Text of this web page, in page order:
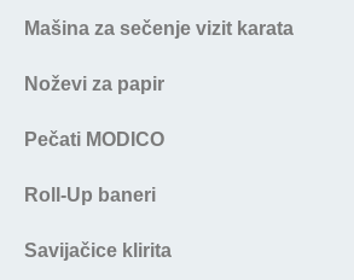
Mašina za sečenje vizit karata
Noževi za papir
Pečati MODICO
Roll-Up baneri
Savijačice klirita